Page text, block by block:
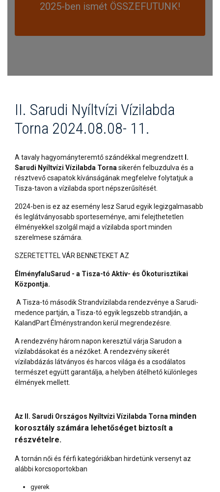
2025-ben ismét ÖSSZEFUTUNK!
II. Sarudi Nyíltvízi Vízilabda
Torna 2024.08.08- 11.
A tavaly hagyományteremtő szándékkal megrendzett I.
Sarudi Nyíltvízi Vízilabda Torna sikerén felbuzdulva és a
résztvevő csapatok kívánságának megfelelve folytatjuk a
Tisza-tavon a vízilabda sport népszerűsítését.
2024-ben is ez az esemény lesz Sarud egyik legizgalmasabb
és leglátványosabb sporteseménye, ami felejthetetlen
élményekkel szolgál majd a vízilabda sport minden
szerelmese számára.
SZERETETTEL VÁR BENNETEKET AZ
ÉlményfaluSarud - a Tisza-tó Aktív- és Ökoturisztikai
Központja.
A Tisza-tó második Strandvízilabda rendezvénye a Sarudi-
medence partján, a Tisza-tó egyik legszebb strandján, a
KalandPart Élménystrandon kerül megrendezésre.
A rendezvény három napon keresztül várja Sarudon a
vízilabdásokat és a nézőket. A rendezvény sikerét
vízilabdázás látványos és harcos világa és a csodálatos
természet együtt garantálja, a helyben átélhető különleges
élmények mellett.
Az II. Sarudi Országos Nyíltvízi Vízilabda Torna minden
korosztály számára lehetőséget biztosít a
részvételre.
A tornán női és férfi kategóriákban hirdetünk versenyt az
alábbi korcsoportokban
gyerek